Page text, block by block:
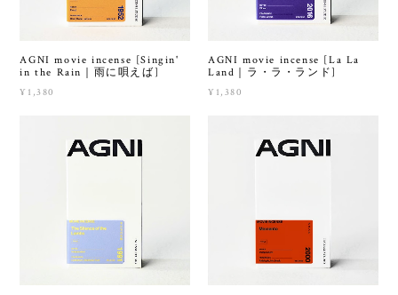
AGNI movie incense [Singin'
in the Rain｜雨に唄えば]
¥1,380
AGNI movie incense [La La
Land｜ラ・ラ・ランド]
¥1,380